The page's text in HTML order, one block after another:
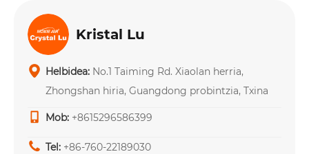
Kristal Lu
Helbidea: No.1 Taiming Rd. Xiaolan herria,
Zhongshan hiria, Guangdong probintzia, Txina
Mob: +8615296586399
Tel: +86-760-22189030